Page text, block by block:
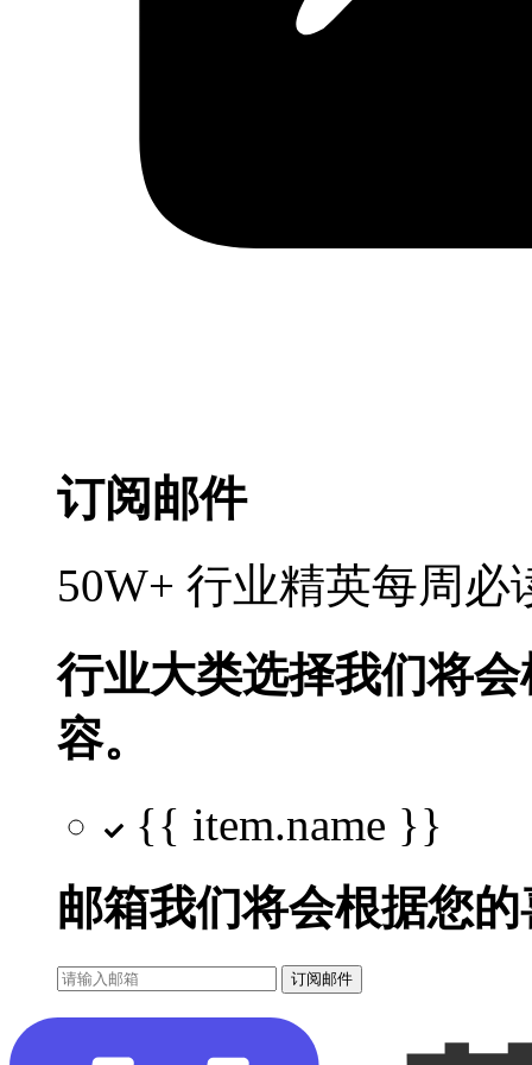
订阅邮件
50W+ 行业精英每周
行业大类选择我们将
容。
{{ item.name }}
邮箱我们将会根据您
订阅邮件